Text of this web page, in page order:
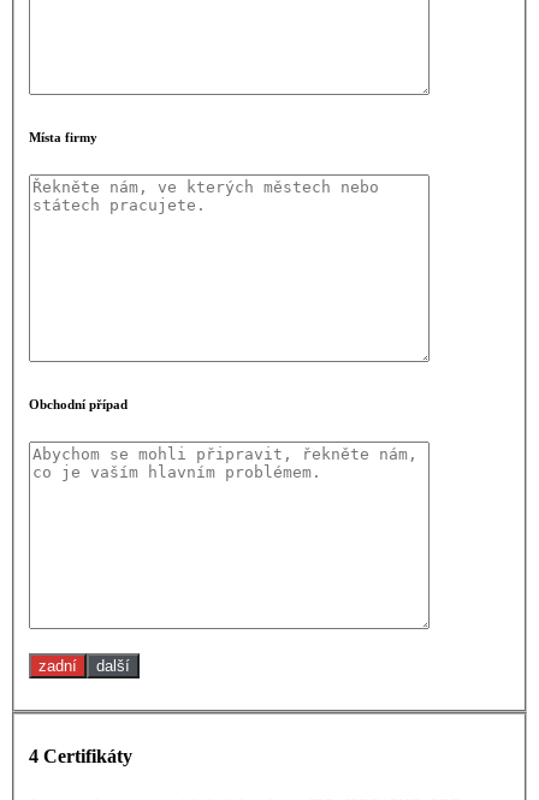
Místa firmy
Obchodní případ
zadní další
4 Certifikáty